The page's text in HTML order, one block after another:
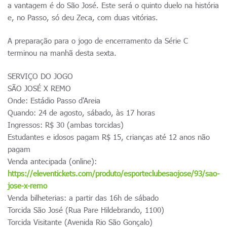
a vantagem é do São José. Este será o quinto duelo na história
e, no Passo, só deu Zeca, com duas vitórias.
A preparação para o jogo de encerramento da Série C
terminou na manhã desta sexta.
SERVIÇO DO JOGO
SÃO JOSÉ X REMO
Onde: Estádio Passo d'Areia
Quando: 24 de agosto, sábado, às 17 horas
Ingressos: R$ 30 (ambas torcidas)
Estudantes e idosos pagam R$ 15, crianças até 12 anos não
pagam
Venda antecipada (online):
https://eleventickets.com/produto/esporteclubesaojose/93/sao-
jose-x-remo
Venda bilheterias: a partir das 16h de sábado
Torcida São José (Rua Pare Hildebrando, 1100)
Torcida Visitante (Avenida Rio São Gonçalo)